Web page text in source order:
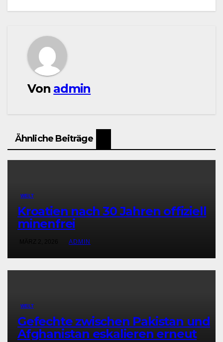
Von admin
Ähnliche Beiträge
WELT
Kroatien nach 30 Jahren offiziell
minenfrei
ADMIN
WELT
Gefechte zwischen Pakistan und
Afghanistan eskalieren erneut